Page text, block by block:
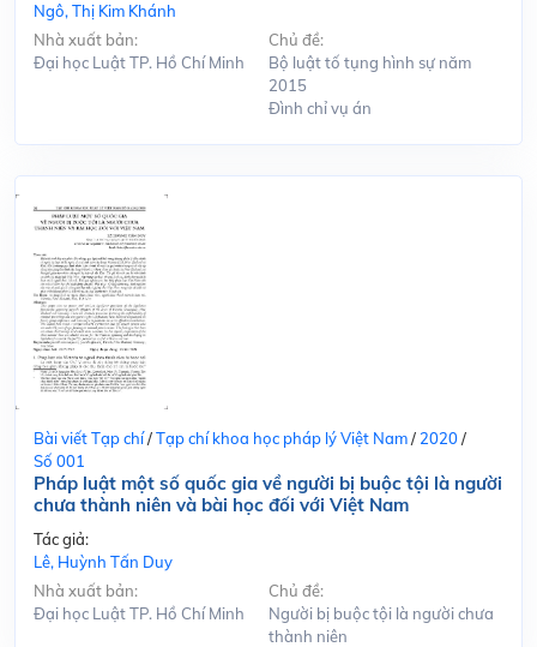
Ngô, Thị Kim Khánh
Nhà xuất bản:
Đại học Luật TP. Hồ Chí Minh
Chủ đề:
Bộ luật tố tụng hình sự năm
2015
Đình chỉ vụ án
Bài viết Tạp chí/Tạp chí khoa học pháp lý Việt Nam/ 2020/
Số 001
Pháp luật một số quốc gia về người bị buộc tội là người
chưa thành niên và bài học đối với Việt Nam
Tác giả:
Lê, Huỳnh Tấn Duy
Nhà xuất bản:
Đại học Luật TP. Hồ Chí Minh
Chủ đề:
Người bị buộc tội là người chưa
thành niên